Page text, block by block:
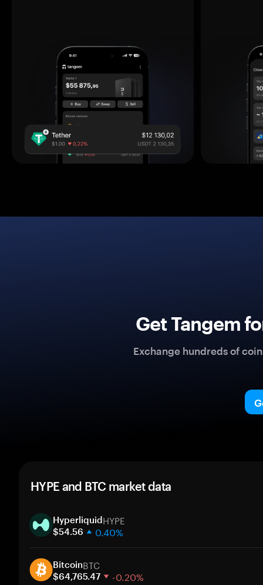
Get Tangem
Exchange hundreds of
HYPE and BTC market data
HyperliquidHYPE
$54.56 0.40%
30 days
Market cap
BitcoinBTC
$64,765.47 -0.20%